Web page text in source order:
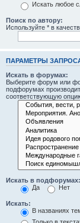
Искать любое
Поиск по автору:
Используйте * в
ПАРАМЕТРЫ
Искать в форумах:
Выберите форум или
подфорумах
соответствующую
Искать в подфорумах:
Да
Нет
Искать:
В названиях